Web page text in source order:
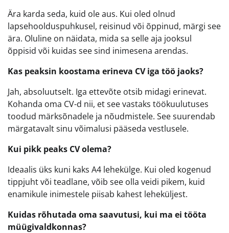
Ära karda seda, kuid ole aus. Kui oled olnud
lapsehoolduspuhkusel, reisinud või õppinud, märgi see
ära. Oluline on näidata, mida sa selle aja jooksul
õppisid või kuidas see sind inimesena arendas.
Kas peaksin koostama erineva CV iga töö jaoks?
Jah, absoluutselt. Iga ettevõte otsib midagi erinevat.
Kohanda oma CV-d nii, et see vastaks töökuulutuses
toodud märksõnadele ja nõudmistele. See suurendab
märgatavalt sinu võimalusi pääseda vestlusele.
Kui pikk peaks CV olema?
Ideaalis üks kuni kaks A4 lehekülge. Kui oled kogenud
tippjuht või teadlane, võib see olla veidi pikem, kuid
enamikule inimestele piisab kahest leheküljest.
Kuidas rõhutada oma saavutusi, kui ma ei tööta
müügivaldkonnas?